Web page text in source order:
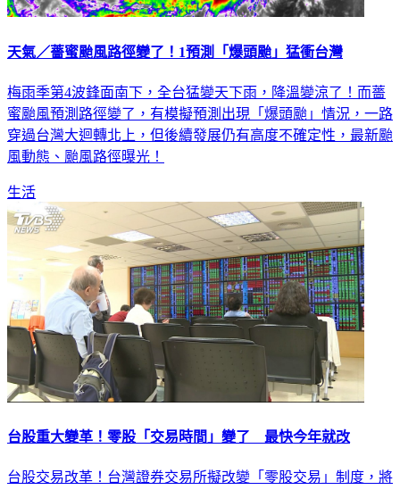
天氣／薔蜜颱風路徑變了！1預測「爆頭颱」猛衝台灣
梅雨季第4波鋒面南下，全台猛變天下雨，降溫變涼了！而薔
蜜颱風預測路徑變了，有模擬預測出現「爆頭颱」情況，一路
穿過台灣大迴轉北上，但後續發展仍有高度不確定性，最新颱
風動態、颱風路徑曝光！
生活
台股重大變革！零股「交易時間」變了 最快今年就改
台股交易改革！台灣證券交易所擬改變「零股交易」制度，將